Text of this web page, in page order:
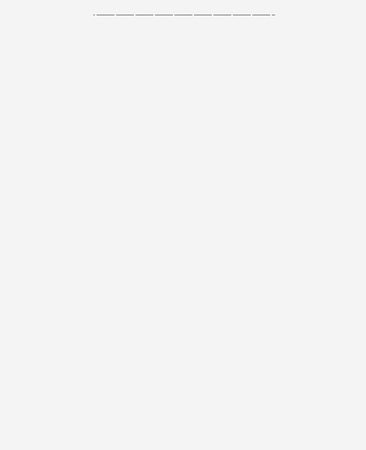
Agrupamento de Escolas de Borba